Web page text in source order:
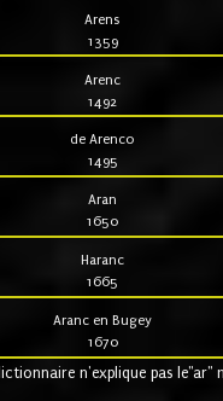
Arens
1359
Arenc
1492
de Arenco
1495
Aran
1650
Haranc
1665
Aranc en Bugey
1670
n'explique pas le"ar"